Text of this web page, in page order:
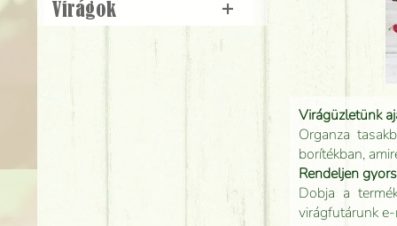
Virágüzletünk
Organza
borítékban,
Rendeljen
Dobja a
virágfutárunk
Virágok
+